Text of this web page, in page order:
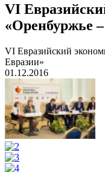
VI
«Оренбуржье
VI Евразийский
Евразии»
01.12.2016